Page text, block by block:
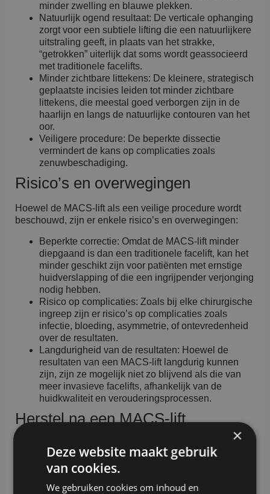
minder zwelling en blauwe plekken.
Natuurlijk ogend resultaat: De verticale ophanging
zorgt voor een subtiele lifting die een natuurlijkere
uitstraling geeft, in plaats van het strakke,
“getrokken” uiterlijk dat soms wordt geassocieerd
met traditionele facelifts.
Minder zichtbare littekens: De kleinere, strategisch
geplaatste incisies leiden tot minder zichtbare
littekens, die meestal goed verborgen zijn in de
haarlijn en langs de natuurlijke contouren van het
oor.
Veiligere procedure: De beperkte dissectie
vermindert de kans op complicaties zoals
zenuwbeschadiging.
Risico’s en overwegingen
Hoewel de MACS-lift als een veilige procedure wordt
beschouwd, zijn er enkele risico’s en overwegingen:
Beperkte correctie: Omdat de MACS-lift minder
diepgaand is dan een traditionele facelift, kan het
minder geschikt zijn voor patiënten met ernstige
huidverslapping of die een ingrijpender verjonging
nodig hebben.
Risico op complicaties: Zoals bij elke chirurgische
ingreep zijn er risico’s op complicaties zoals
infectie, bloeding, asymmetrie, of ontevredenheid
over de resultaten.
Langdurigheid van de resultaten: Hoewel de
resultaten van een MACS-lift langdurig kunnen
zijn, zijn ze mogelijk niet zo blijvend als die van
meer invasieve facelifts, afhankelijk van de
huidkwaliteit en verouderingsprocessen.
Herstel na een MACS-lift
bij traditionele facelifts. Patiënten kunnen verwachten
dat ze binnen een paar weken weer aan het werk
Zwelling en blauwe plekken zijn meestal mild en nemen
×
Deze website maakt gebruik
van cookies.
We gebruiken cookies om inhoud en